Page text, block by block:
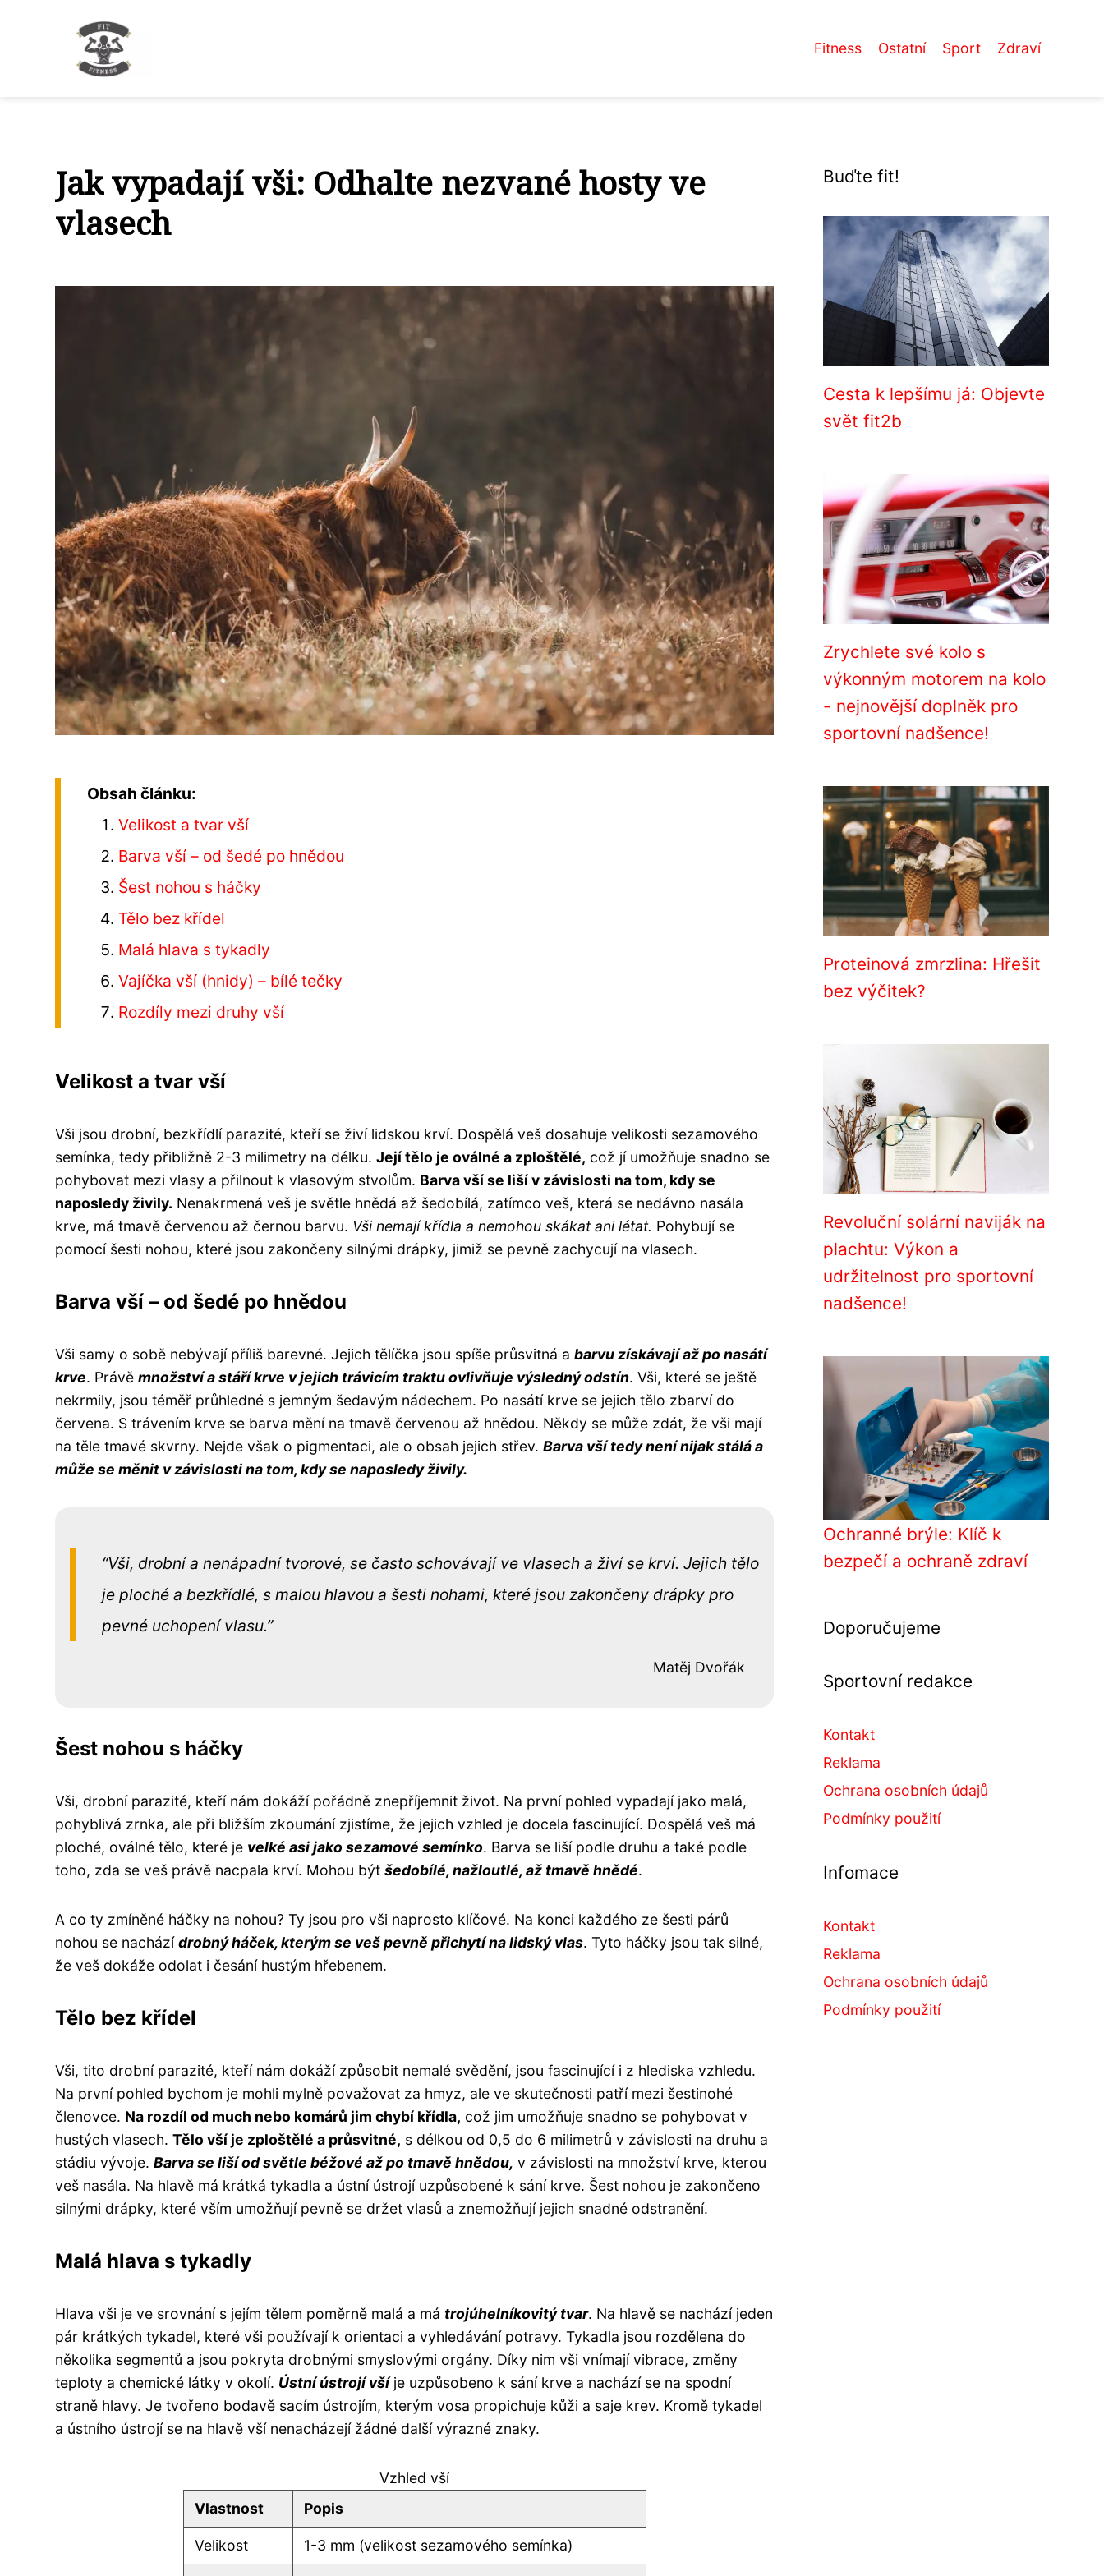
Fitness Ostatní Sport Zdraví
Jak vypadají vši: Odhalte nezvané hosty ve
vlasech
Obsah článku:
Velikost a tvar vší
Barva vší – od šedé po hnědou
Šest nohou s háčky
Tělo bez křídel
Malá hlava s tykadly
Vajíčka vší (hnidy) – bílé tečky
Rozdíly mezi druhy vší
Velikost a tvar vší
Vši jsou drobní, bezkřídlí parazité, kteří se živí lidskou krví. Dospělá veš dosahuje velikosti sezamového
semínka, tedy přibližně 2-3 milimetry na délku. Její tělo je oválné a zploštělé, což jí umožňuje snadno se
pohybovat mezi vlasy a přilnout k vlasovým stvolům. Barva vší se liší v závislosti na tom, kdy se
naposledy živily. Nenakrmená veš je světle hnědá až šedobílá, zatímco veš, která se nedávno nasála
krve, má tmavě červenou až černou barvu. Vši nemají křídla a nemohou skákat ani létat. Pohybují se
pomocí šesti nohou, které jsou zakončeny silnými drápky, jimiž se pevně zachycují na vlasech.
Barva vší – od šedé po hnědou
Vši samy o sobě nebývají příliš barevné. Jejich tělíčka jsou spíše průsvitná a barvu získávají až po nasátí
krve. Právě množství a stáří krve v jejich trávicím traktu ovlivňuje výsledný odstín. Vši, které se ještě
nekrmily, jsou téměř průhledné s jemným šedavým nádechem. Po nasátí krve se jejich tělo zbarví do
červena. S trávením krve se barva mění na tmavě červenou až hnědou. Někdy se může zdát, že vši mají
na těle tmavé skvrny. Nejde však o pigmentaci, ale o obsah jejich střev. Barva vší tedy není nijak stálá a
může se měnit v závislosti na tom, kdy se naposledy živily.
Vši, drobní a nenápadní tvorové, se často schovávají ve vlasech a živí se krví. Jejich tělo
je ploché a bezkřídlé, s malou hlavou a šesti nohami, které jsou zakončeny drápky pro
pevné uchopení vlasu.
Matěj Dvořák
Šest nohou s háčky
Vši, drobní parazité, kteří nám dokáží pořádně znepříjemnit život. Na první pohled vypadají jako malá,
pohyblivá zrnka, ale při bližším zkoumání zjistíme, že jejich vzhled je docela fascinující. Dospělá veš má
ploché, oválné tělo, které je velké asi jako sezamové semínko. Barva se liší podle druhu a také podle
toho, zda se veš právě nacpala krví. Mohou být šedobílé, nažloutlé, až tmavě hnědé.
A co ty zmíněné háčky na nohou? Ty jsou pro vši naprosto klíčové. Na konci každého ze šesti párů
nohou se nacházídrobný háček, kterým se veš pevně přichytí na lidský vlas. Tyto háčky jsou tak silné,
že veš dokáže odolat i česání hustým hřebenem.
Tělo bez křídel
Vši, tito drobní parazité, kteří nám dokáží způsobit nemalé svědění, jsou fascinující i z hlediska vzhledu.
Na první pohled bychom je mohli mylně považovat za hmyz, ale ve skutečnosti patří mezi šestinohé
členovce. Na rozdíl od much nebo komárů jim chybí křídla, což jim umožňuje snadno se pohybovat v
hustých vlasech. Tělo vší je zploštělé a průsvitné, s délkou od 0,5 do 6 milimetrů v závislosti na druhu a
stádiu vývoje. Barva se liší od světle béžové až po tmavě hnědou, v závislosti na množství krve, kterou
veš nasála. Na hlavě má krátká tykadla a ústní ústrojí uzpůsobené k sání krve. Šest nohou je zakončeno
silnými drápky, které vším umožňují pevně se držet vlasů a znemožňují jejich snadné odstranění.
Malá hlava s tykadly
Hlava vši je ve srovnání s jejím tělem poměrně malá a má trojúhelníkovitý tvar. Na hlavě se nachází jeden
pár krátkých tykadel, které vši používají k orientaci a vyhledávání potravy. Tykadla jsou rozdělena do
několika segmentů a jsou pokryta drobnými smyslovými orgány. Díky nim vši vnímají vibrace, změny
teploty a chemické látky v okolí. Ústní ústrojí všíje uzpůsobeno k sání krve a nachází se na spodní
straně hlavy. Je tvořeno bodavě sacím ústrojím, kterým vosa propichuje kůži a saje krev. Kromě tykadel
a ústního ústrojí se na hlavě vší nenacházejí žádné další výrazné znaky.
Vzhled vší
Vlastnost
Popis
Velikost 1-3 mm (velikost sezamového semínka)
Buďte fit!
Cesta k lepšímu já: Objevte
svět fit2b
Zrychlete své kolo s
výkonným motorem na kolo
- nejnovější doplněk pro
sportovní nadšence!
Proteinová zmrzlina: Hřešit
bez výčitek?
Revoluční solární naviják na
plachtu: Výkon a
udržitelnost pro sportovní
nadšence!
Ochranné brýle: Klíč k
bezpečí a ochraně zdraví
Doporučujeme
Sportovní redakce
Kontakt
Reklama
Ochrana osobních údajů
Podmínky použití
Infomace
Kontakt
Reklama
Ochrana osobních údajů
Podmínky použití